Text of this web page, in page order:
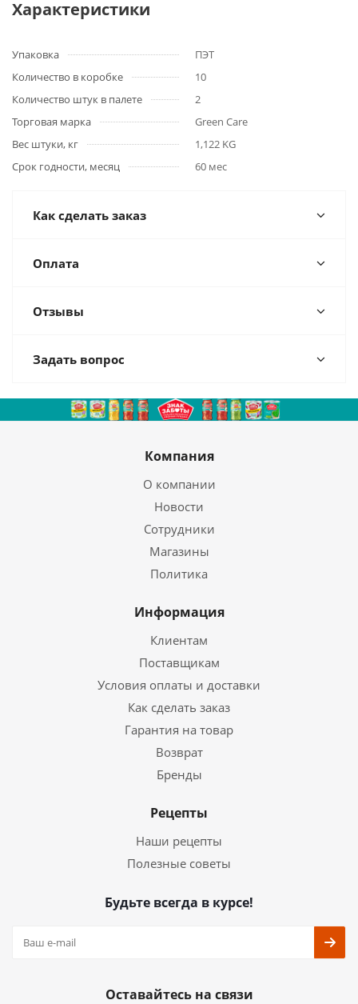
Характеристики
Упаковка
ПЭТ
Количество в коробке
10
Количество штук в палете
2
Торговая марка
Green Care
Вес штуки, кг
1,122 KG
Срок годности, месяц
60 мес
Как сделать заказ
Оплата
Отзывы
Задать вопрос
Компания
О компании
Новости
Сотрудники
Магазины
Политика
Информация
Клиентам
Поставщикам
Условия оплаты и доставки
Как сделать заказ
Гарантия на товар
Возврат
Бренды
Рецепты
Наши рецепты
Полезные советы
Будьте всегда в курсе!
Оставайтесь на связи